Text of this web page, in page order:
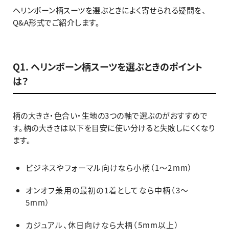
ヘリンボーン柄スーツを選ぶときによく寄せられる疑問を、
Q&A形式でご紹介します。
Q1. ヘリンボーン柄スーツを選ぶときのポイント
は？
柄の大きさ・色合い・生地の3つの軸で選ぶのがおすすめで
す。柄の大きさは以下を目安に使い分けると失敗しにくくなり
ます。
ビジネスやフォーマル向けなら小柄（1〜2mm）
オンオフ兼用の最初の1着としてなら中柄（3〜
5mm）
カジュアル、休日向けなら大柄（5mm以上）